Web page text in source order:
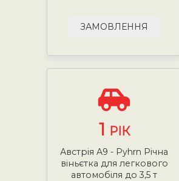
ЗАМОВЛЕННЯ
1 РІК
Австрія A9 - Pyhrn Річна
віньєтка для легкового
автомобіля до 3,5 т